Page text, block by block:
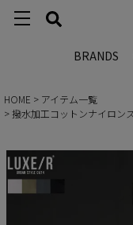
BRANDS
HOME
アイテム一覧
撥水加工コットンナイロン